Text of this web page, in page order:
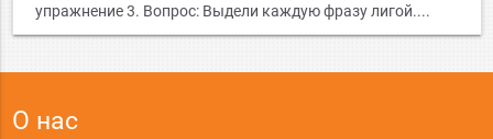
упражнение 3. Вопрос: Выдели каждую фразу лигой....
О нас